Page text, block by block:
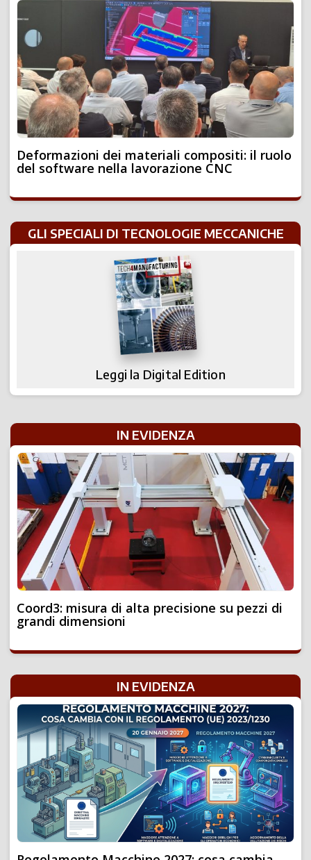
Deformazioni dei materiali compositi: il ruolo
del software nella lavorazione CNC
GLI SPECIALI DI TECNOLOGIE MECCANICHE
Leggi la Digital Edition
IN EVIDENZA
Coord3: misura di alta precisione su pezzi di
grandi dimensioni
IN EVIDENZA